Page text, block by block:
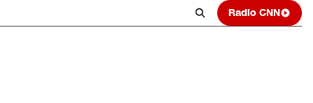
Radio CNN